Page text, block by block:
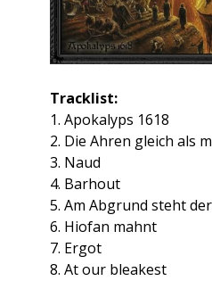
Tracklist:
1. Apokalyps 1618
2. Die Ahren gleich als
3. Naud
4. Barhout
5. Am Abgrund steht
6. Hiofan mahnt
7. Ergot
8. At our bleakest